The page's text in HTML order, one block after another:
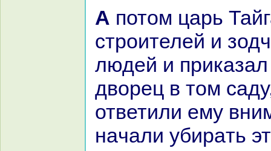
А потом царь Тайгамус прислал
строителей и
людей и
дворец в том
ответили ему
нaчали убиpaть